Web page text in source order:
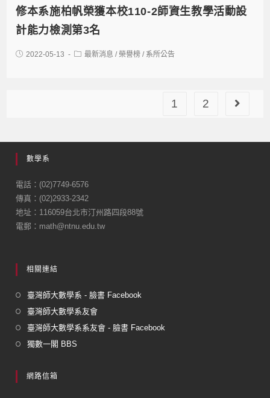
修本系施柏帆榮獲本校110-2師資生教學活動設
計能力檢測第3名
2022-05-13 最新消息 / 榮譽榜 / 系所公告
1 2
數學系
電話：(02)7749-6576
傳真：(02)2933-2342
地址：116059台北市汀州路四段88號
電郵：math@ntnu.edu.tw
相關連結
臺灣師大數學系 - 臉書 Facebook
臺灣師大數學系友會
臺灣師大數學系系友會 - 臉書 Facebook
獨數一閣 BBS
網路信箱